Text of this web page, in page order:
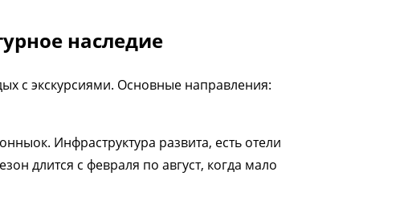
наследие
с экскурсиями. Основные направления:
Инфраструктура развита, есть отели
длится с февраля по август, когда мало